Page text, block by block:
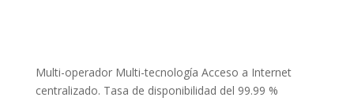
Multi-operador Multi-tecnología Acceso a Internet
centralizado. Tasa de disponibilidad del 99.99 %